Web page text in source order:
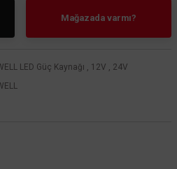
Mağazada varmı?
LED Güç Kaynağı , 12V , 24V